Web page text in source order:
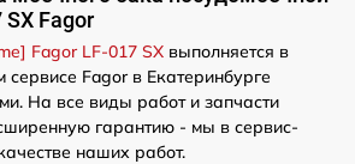
Fagor
Fagor LF-017 SX выполняется в
Fagor в Екатеринбурге
На все виды работ и запчасти
гарантию - мы в сервис-
наших работ.